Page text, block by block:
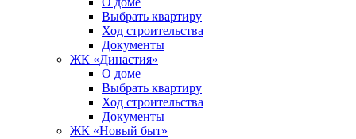
Выбрать квартиру
Ход строительства
Документы
ЖК «Династия»
О доме
Выбрать квартиру
Ход строительства
Документы
ЖК «Новый быт»